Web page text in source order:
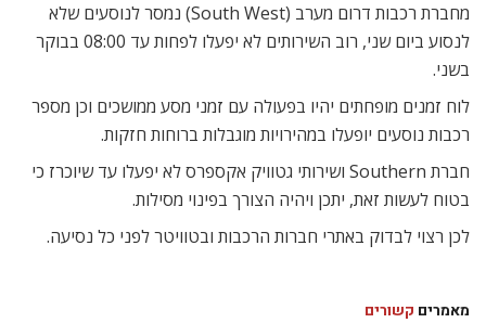
מחברת רכבות דרום מערב (South West) נמסר לנוסעים שלא
לנסוע ביום שני, רוב השירותים לא יפעלו לפחות עד 08:00 בבוקר
בשני.
לוח זמנים מופחתים יהיו בפעולה עם זמני מסע ממושכים וכן מספר
רכבות נוסעים יופעלו במהירויות מוגבלות ברוחות חזקות.
חברת Southern ושירותי גטוויק אקספרס לא יפעלו עד שיוכרז כי
בטוח לעשות זאת, יתכן ויהיה הצורך בפינוי מסילות.
לכן רצוי לבדוק באתרי חברות הרכבות ובטוויטר לפני כל נסיעה.
מאמרים קשורים